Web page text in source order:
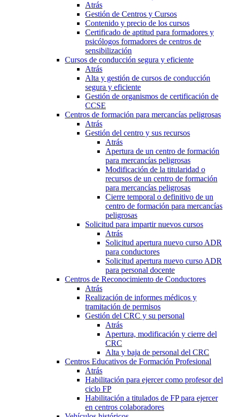
Atrás
Gestión de Centros y Cursos
Contenido y precio de los cursos
Certificado de aptitud para formadores y
psicólogos formadores de centros de
sensibilización
Cursos de conducción segura y eficiente
Atrás
Alta y gestión de cursos de conducción
segura y eficiente
Gestión de organismos de certificación de
CCSE
Centros de formación para mercancías peligrosas
Atrás
Gestión del centro y sus recursos
Atrás
Apertura de un centro de formación
para mercancías peligrosas
Modificación de la titularidad o
recursos de un centro de formación
para mercancías peligrosas
Cierre temporal o definitivo de un
centro de formación para mercancías
peligrosas
Solicitud para impartir nuevos cursos
Atrás
Solicitud apertura nuevo curso ADR
para conductores
Solicitud apertura nuevo curso ADR
para personal docente
Centros de Reconocimiento de Conductores
Atrás
Realización de informes médicos y
tramitación de permisos
Gestión del CRC y su personal
Atrás
Apertura, modificación y cierre del
CRC
Alta y baja de personal del CRC
Centros Educativos de Formación Profesional
Atrás
Habilitación para ejercer como profesor del
ciclo FP
Habilitación a titulados de FP para ejercer
en centros colaboradores